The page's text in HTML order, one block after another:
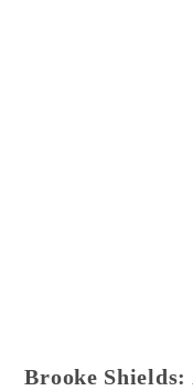
Brooke Shields: